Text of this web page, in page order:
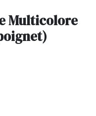
Multicolore